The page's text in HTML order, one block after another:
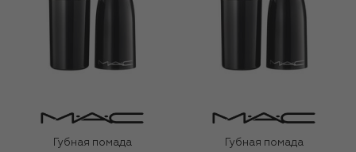
Губная помада
Губная помада